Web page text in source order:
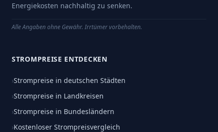
Energiekosten nachhaltig zu senken.
Alle Angaben ohne Gewähr. Irrtümer vorbehalten.
STROMPREISE ENTDECKEN
›Strompreise in deutschen Städten
›Strompreise in Landkreisen
›Strompreise in Bundesländern
›Kostenloser Strompreisvergleich